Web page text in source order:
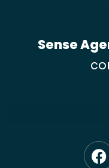
Sense
F
a